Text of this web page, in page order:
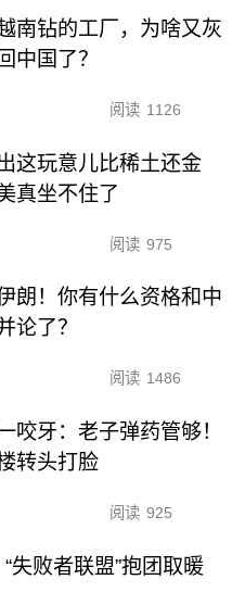
南钻的工厂，为啥又灰
中国了？
阅读 1126
这玩意儿比稀土还金
真坐不住了
阅读 975
朗！你有什么资格和中
论了？
阅读 1486
咬牙：老子弹药管够！
转头打脸
阅读 925
失败者联盟”抱团取暖